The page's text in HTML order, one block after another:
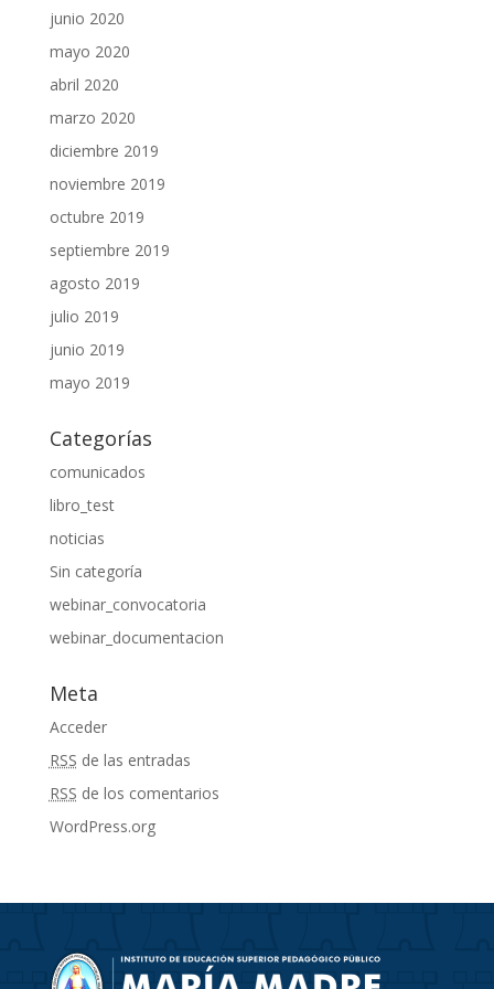
junio 2020
mayo 2020
abril 2020
marzo 2020
diciembre 2019
noviembre 2019
octubre 2019
septiembre 2019
agosto 2019
julio 2019
junio 2019
mayo 2019
Categorías
comunicados
libro_test
noticias
Sin categoría
webinar_convocatoria
webinar_documentacion
Meta
Acceder
RSS de las entradas
RSS de los comentarios
WordPress.org